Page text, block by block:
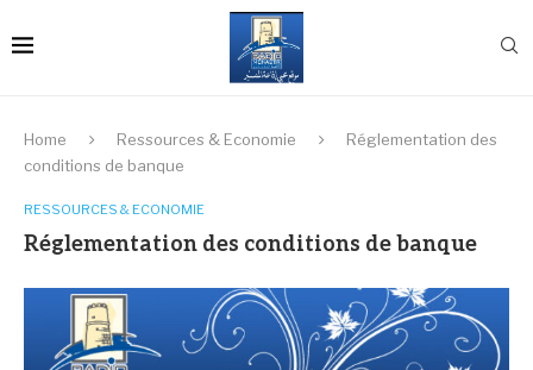
Home Ressources & Economie
Réglementation des
conditions de banque
RESSOURCES & ECONOMIE
Réglementation des conditions de banque